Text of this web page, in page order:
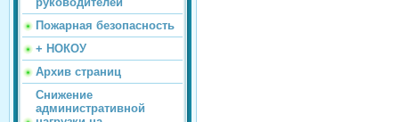
Пожарная безопасность
+ НОКОУ
Архив страниц
Снижение
административной